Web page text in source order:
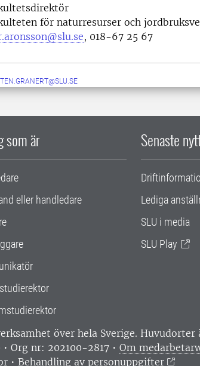
för naturresurser och
, 018-67 25 67
som är
eller handledare
studierektor
Senaste
Lediga
SLU i media
SLU Play
över hela Sverige. Huvudorter
Org nr: 202100-2817 • Om
•Behandling av personuppgifter